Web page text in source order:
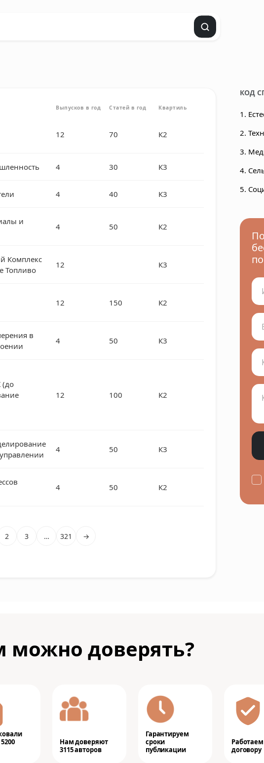
Выпусков в год Статей в год Квартиль
12 70 К2
4 30 К3
4 40 К3
и
4 50 К2
Комплекс
Топливо
12 К3
12 150 К2
в
4 50 К3
(до
12 100 К2
4 50 К3
4 50 К2
2 3 … 321 →
КОД
1.
2.
3.
4.
5.
можно доверять?
Нам доверяют
3115 авторов
Гарантируем
сроки
публикации
договору